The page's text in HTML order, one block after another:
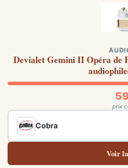
Devialet Gemini II Opéra de
prix
Cobra
Voir